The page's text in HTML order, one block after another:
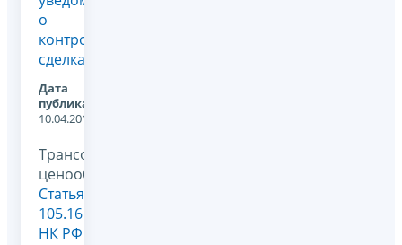
о
контролируемых
сделках
Дата
публикации:
10.04.2013
Трансфертное
ценообразование,
Статья
105.16
НК РФ